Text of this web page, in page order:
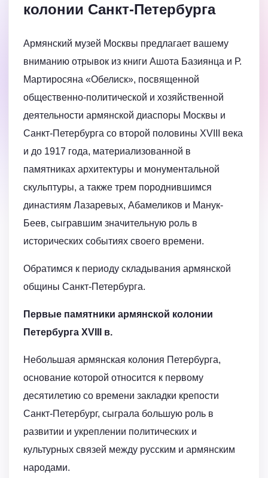
колонии Санкт-Петербурга
Армянский музей Москвы предлагает вашему
вниманию отрывок из книги Ашота Базиянца и Р.
Мартиросяна «Обелиск», посвященной
общественно-политической и хозяйственной
деятельности армянской диаспоры Москвы и
Санкт-Петербурга со второй половины XVIII века
и до 1917 года, материализованной в
памятниках архитектуры и монументальной
скульптуры, а также трем породнившимся
династиям Лазаревых, Абамеликов и Манук-
Беев, сыгравшим значительную роль в
исторических событиях своего времени.
Обратимся к периоду складывания армянской
общины Санкт-Петербурга.
Первые памятники армянской колонии
Петербурга XVIII в.
Небольшая армянская колония Петербурга,
основание которой относится к первому
десятилетию со времени закладки крепости
Санкт-Петербург, сыграла большую роль в
развитии и укреплении политических и
культурных связей между русским и армянским
народами.